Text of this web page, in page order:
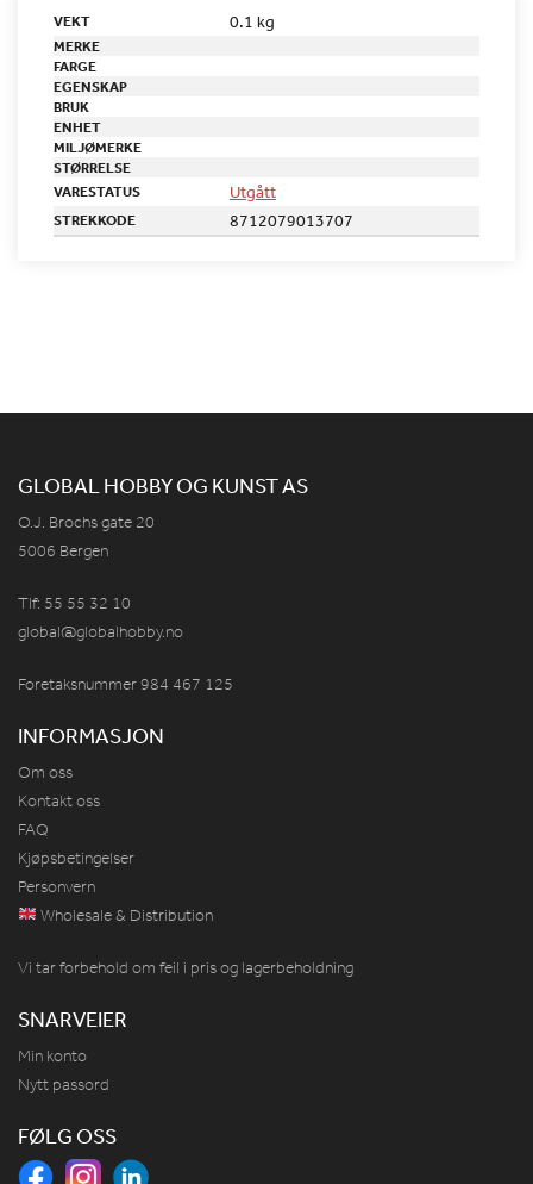
VEKT 0.1 kg
MERKE
FARGE
EGENSKAP
BRUK
ENHET
MILJØMERKE
STØRRELSE
VARESTATUS
Utgått
STREKKODE 8712079013707
GLOBAL HOBBY OG KUNST AS
O.J. Brochs gate 20
5006 Bergen
Tlf: 55 55 32 10
global@globalhobby.no
Foretaksnummer 984 467 125
INFORMASJON
Om oss
Kontakt oss
FAQ
Kjøpsbetingelser
Personvern
Wholesale & Distribution
Vi tar forbehold om feil i pris og lagerbeholdning
SNARVEIER
Min konto
Nytt passord
FØLG OSS